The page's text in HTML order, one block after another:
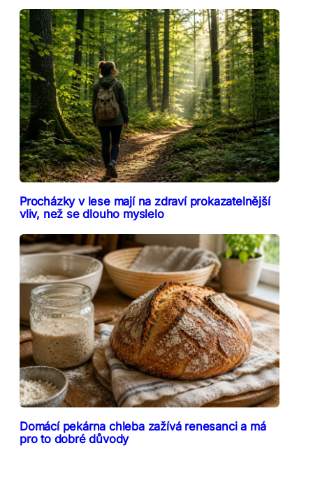
Procházky v lese mají na zdraví prokazatelnější
vliv, než se dlouho myslelo
Domácí pekárna chleba zažívá renesanci a má
pro to dobré důvody